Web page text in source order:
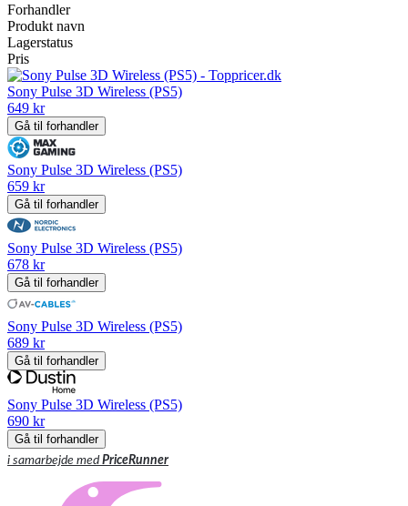
Forhandler
Produkt navn
Lagerstatus
Pris
Sony Pulse 3D Wireless (PS5)
649 kr
Gå til forhandler
Sony Pulse 3D Wireless (PS5)
659 kr
Gå til forhandler
Sony Pulse 3D Wireless (PS5)
678 kr
Gå til forhandler
Sony Pulse 3D Wireless (PS5)
689 kr
Gå til forhandler
Sony Pulse 3D Wireless (PS5)
690 kr
Gå til forhandler
i samarbejde medPriceRunner